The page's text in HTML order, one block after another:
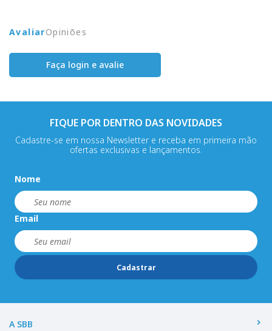
AvaliarOpiniões
Faça login e avalie
FIQUE POR DENTRO DAS NOVIDADES
Cadastre-se em nossa Newsletter e receba em primeira mão
ofertas exclusivas e lançamentos.
Nome
Email
Cadastrar
A SBB